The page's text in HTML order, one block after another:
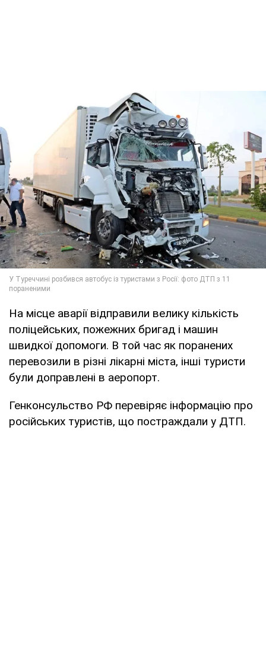
На місце аварії відправили велику кількість
поліцейських, пожежних бригад і машин
швидкої допомоги. В той час як поранених
перевозили в різні лікарні міста, інші туристи
були доправлені в аеропорт.
Генконсульство РФ перевіряє інформацію про
російських туристів, що постраждали у ДТП.